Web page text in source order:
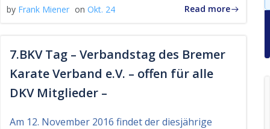
by Frank Miener on Okt. 24 Read more
7.BKV Tag – Verbandstag des Bremer
Karate Verband e.V. – offen für alle
DKV Mitglieder –
Am 12. November 2016 findet der diesjährige